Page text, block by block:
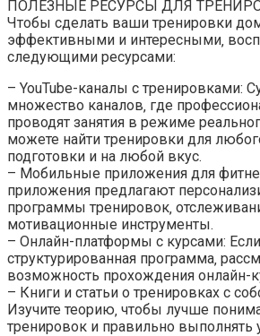
ПОЛЕЗНЫЕ РЕСУРСЫ ДЛЯ
Чтобы сделать ваши тренировки
эффективными и интересными‚
следующими ресурсами:
– YouTube-каналы с тренировками:
множество каналов‚ где
проводят занятия в режиме
можете найти тренировки для
подготовки и на любой вкус.
– Мобильные приложения для
приложения предлагают
программы тренировок‚
мотивационные инструменты.
– Онлайн-платформы с курсами:
структурированная программа‚
возможность прохождения онлайн-
– Книги и статьи о тренировках с
Изучите теорию‚ чтобы лучше
тренировок и правильно выполнять